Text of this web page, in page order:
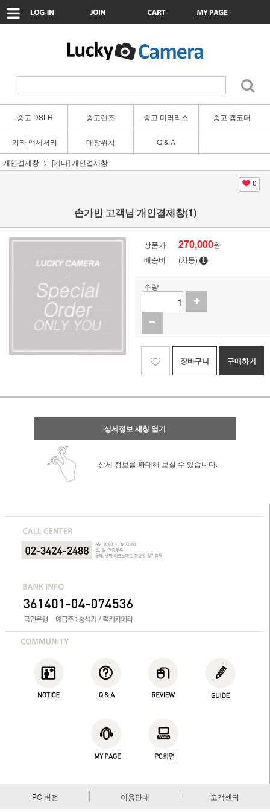
중고 DSLR 중고렌즈 중고 미러리스 중고 캠코더
기타 액세서리 매장위치
Q & A
개인결제창
[기타] 개인결제창
0
손가빈 고객님 개인결제창(1)
상품가 270,000원
배송비
(차등)
수량
장바구니 구매하기
상세정보 새창 열기
상세 정보를 확대해 보실 수 있습니다.
PC 버전 이용안내 고객센터